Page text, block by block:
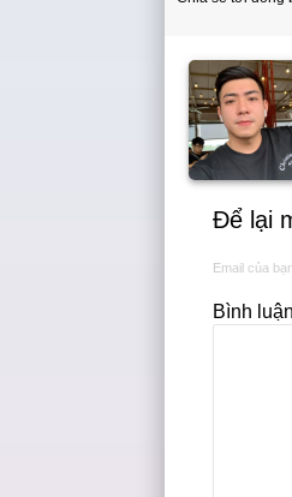
Để lại
Email của
Bình luận